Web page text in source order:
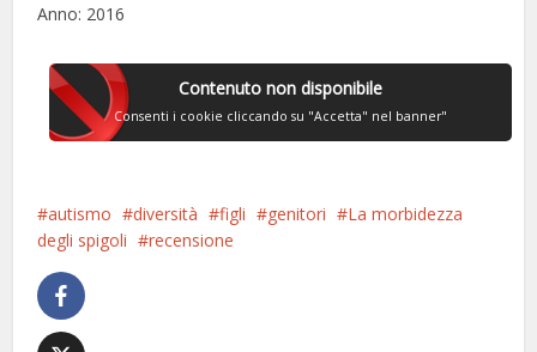
Anno: 2016
Contenuto non disponibile
Consenti i cookie cliccando su "Accetta" nel banner"
autismo diversità figli genitori
La morbidezza
degli spigoli
recensione